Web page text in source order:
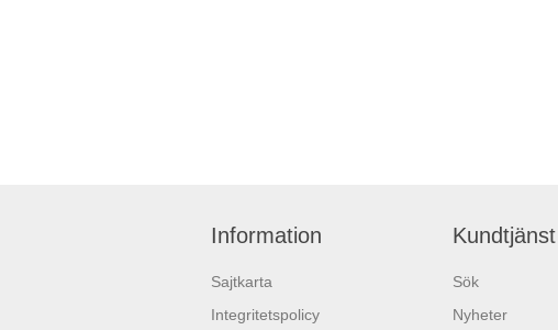
Information
Sajtkarta
Integritetspolicy
Kundtjänst
Sök
Nyheter